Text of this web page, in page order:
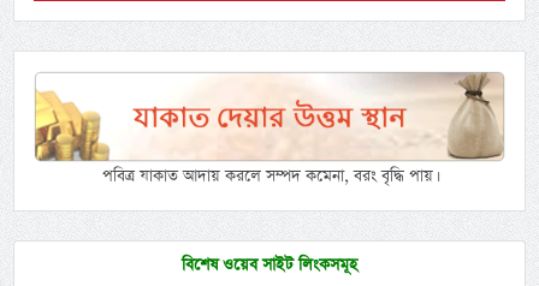
পবিত্র যাকাত আদায় করলে সম্পদ কমেনা, বরং বৃদ্ধি পায়।
বিশেষ ওয়েব সাইট লিংকসমূহ